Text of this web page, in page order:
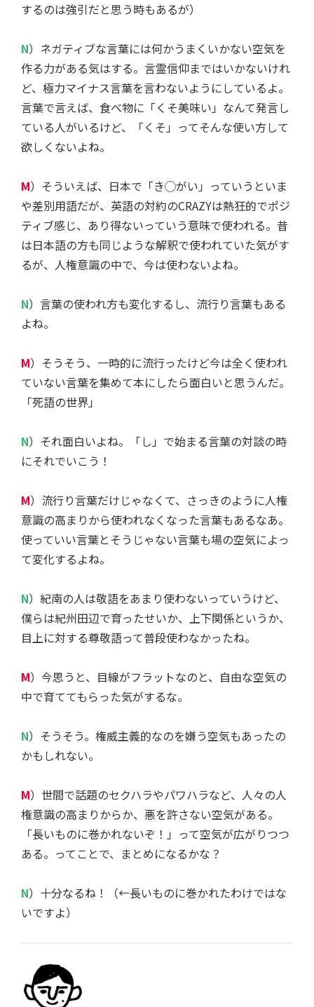
するのは強引だと思う時もあるが）
N）ネガティブな言葉には何かうまくいかない空気を
作る力がある気はする。言霊信仰まではいかないけれ
ど、極力マイナス言葉を言わないようにしているよ。
言葉で言えば、食べ物に「くそ美味い」なんて発言し
ている人がいるけど、「くそ」ってそんな使い方して
欲しくないよね。
M）そういえば、日本で「き◯がい」っていうといま
や差別用語だが、英語の対約のCRAZYは熱狂的でポジ
ティブ感じ、あり得ないっていう意味で使われる。昔
は日本語の方も同じような解釈で使われていた気がす
るが、人権意識の中で、今は使わないよね。
N）言葉の使われ方も変化するし、流行り言葉もある
よね。
M）そうそう、一時的に流行ったけど今は全く使われ
ていない言葉を集めて本にしたら面白いと思うんだ。
「死語の世界」
N）それ面白いよね。「し」で始まる言葉の対談の時
にそれでいこう！
M）流行り言葉だけじゃなくて、さっきのように人権
意識の高まりから使われなくなった言葉もあるなあ。
使っていい言葉とそうじゃない言葉も場の空気によっ
て変化するよね。
N）紀南の人は敬語をあまり使わないっていうけど、
僕らは紀州田辺で育ったせいか、上下関係というか、
目上に対する尊敬語って普段使わなかったね。
M）今思うと、目線がフラットなのと、自由な空気の
中で育ててもらった気がするな。
N）そうそう。権威主義的なのを嫌う空気もあったの
かもしれない。
M）世間で話題のセクハラやパワハラなど、人々の人
権意識の高まりからか、悪を許さない空気がある。
「長いものに巻かれないぞ！」って空気が広がりつつ
ある。ってことで、まとめになるかな？
N）十分なるね！（←長いものに巻かれたわけではな
いですよ）